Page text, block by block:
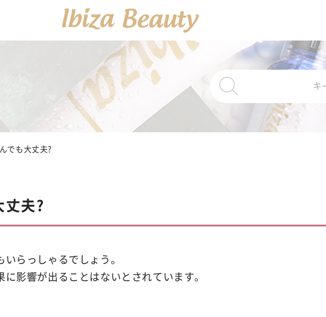
PRODUCTS 商品一覧
Ibiza Deodorant
でも大丈夫?
夫?
らっしゃるでしょう。
影響が出ることはないとされています。